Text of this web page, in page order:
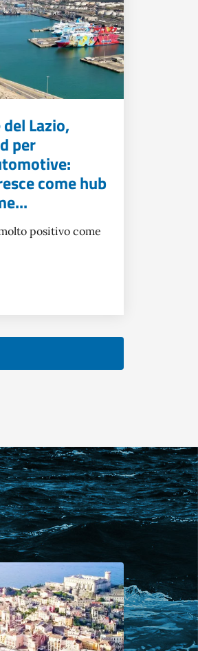
Lazio,
per
come hub
positivo come